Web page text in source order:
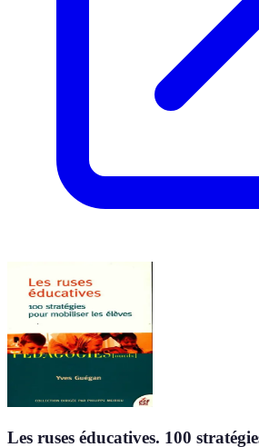
Les ruses éducatives. 100